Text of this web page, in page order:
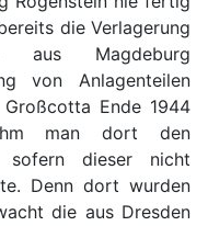
die Verlagerung
aus Magdeburg
von Anlagenteilen
Ende 1944
man dort den
sofern dieser nicht
Denn dort wurden
die aus Dresden